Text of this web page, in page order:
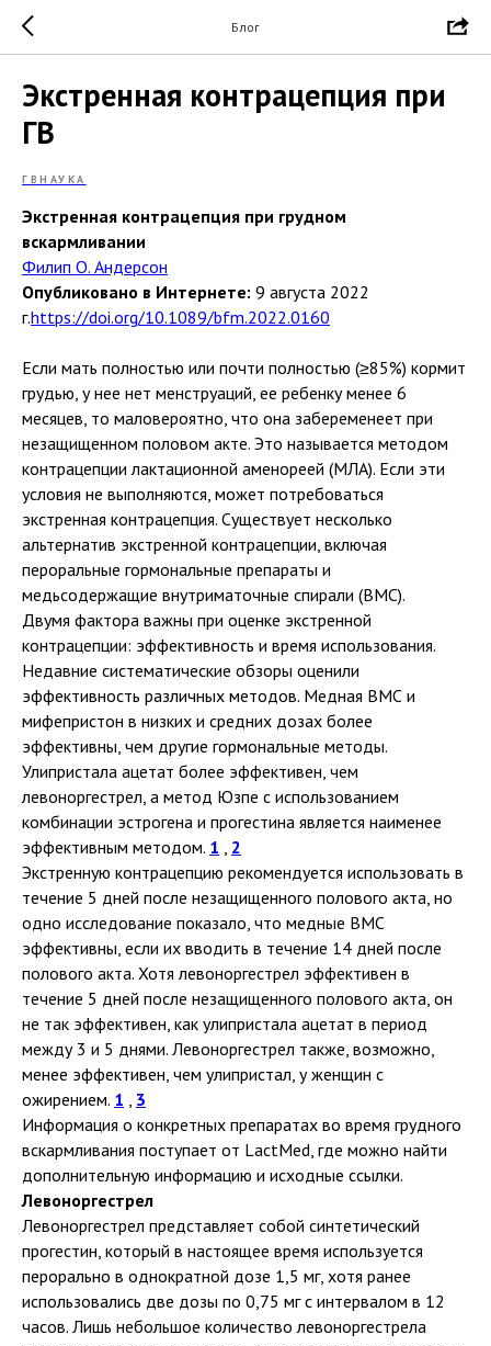
Блог
Экстренная контрацепция при
ГВ
ГВНАУКА
Экстренная контрацепция при грудном
вскармливании
Филип О. Андерсон
Опубликовано в Интернете: 9 августа 2022
г.https://doi.org/10.1089/bfm.2022.0160
Если мать полностью или почти полностью (≥85%) кормит
грудью, у нее нет менструаций, ее ребенку менее 6
месяцев, то маловероятно, что она забеременеет при
незащищенном половом акте. Это называется методом
контрацепции лактационной аменореей (МЛА). Если эти
условия не выполняются, может потребоваться
экстренная контрацепция. Существует несколько
альтернатив экстренной контрацепции, включая
пероральные гормональные препараты и
медьсодержащие внутриматочные спирали (ВМС).
Двумя фактора важны при оценке экстренной
контрацепции: эффективность и время использования.
Недавние систематические обзоры оценили
эффективность различных методов. Медная ВМС и
мифепристон в низких и средних дозах более
эффективны, чем другие гормональные методы.
Улипристала ацетат более эффективен, чем
левоноргестрел, а метод Юзпе с использованием
комбинации эстрогена и прогестина является наименее
эффективным методом. 1 , 2
Экстренную контрацепцию рекомендуется использовать в
течение 5 дней после незащищенного полового акта, но
одно исследование показало, что медные ВМС
эффективны, если их вводить в течение 14 дней после
полового акта. Хотя левоноргестрел эффективен в
течение 5 дней после незащищенного полового акта, он
не так эффективен, как улипристала ацетат в период
между 3 и 5 днями. Левоноргестрел также, возможно,
менее эффективен, чем улипристал, у женщин с
ожирением. 1 , 3
Информация о конкретных препаратах во время грудного
вскармливания поступает от LactMed, где можно найти
дополнительную информацию и исходные ссылки.
Левоноргестрел
Левоноргестрел представляет собой синтетический
прогестин, который в настоящее время используется
перорально в однократной дозе 1,5 мг, хотя ранее
использовались две дозы по 0,75 мг с интервалом в 12
часов. Лишь небольшое количество левоноргестрела